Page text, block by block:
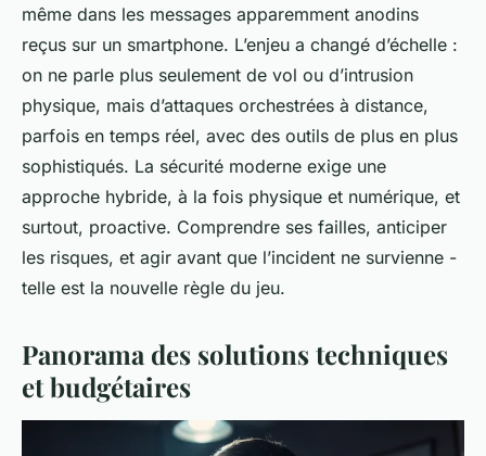
même dans les messages apparemment anodins
reçus sur un smartphone. L’enjeu a changé d’échelle :
on ne parle plus seulement de vol ou d’intrusion
physique, mais d’attaques orchestrées à distance,
parfois en temps réel, avec des outils de plus en plus
sophistiqués. La sécurité moderne exige une
approche hybride, à la fois physique et numérique, et
surtout, proactive. Comprendre ses failles, anticiper
les risques, et agir avant que l’incident ne survienne -
telle est la nouvelle règle du jeu.
Panorama des solutions techniques
et budgétaires